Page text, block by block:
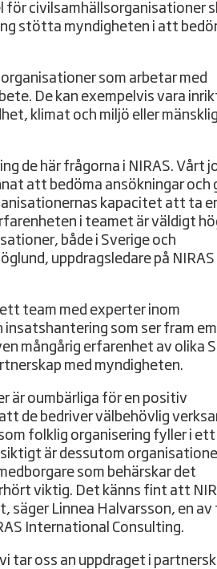
för civilsamhällsorganisationer
stötta myndigheten i att
som arbetar med
De kan exempelvis vara
klimat och miljö eller
de här frågorna i NIRAS. Vårt
att bedöma ansökningar och
kapacitet att ta
i teamet är väldigt
både i Sverige och
uppdragsledare på NIRAS
team med experter inom
insatshantering som ser fram
mångårig erfarenhet av olika
med myndigheten.
är oumbärliga för en positiv
de bedriver välbehövlig
folklig organisering fyller i
är dessutom
som behärskar det
viktig. Det känns fint att
säger Linnea Halvarsson, en av
International Consulting.
tar oss an uppdraget i